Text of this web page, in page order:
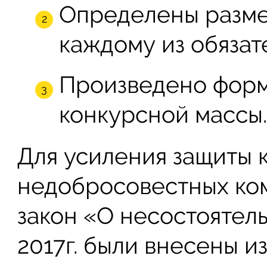
Определены
каждому из
Произведено
конкурсной массы.
Для усиления защиты
недобросовестных
закон «О
2017г. были внесены